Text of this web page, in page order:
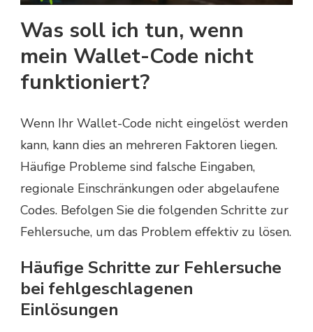
Was soll ich tun, wenn
mein Wallet-Code nicht
funktioniert?
Wenn Ihr Wallet-Code nicht eingelöst werden
kann, kann dies an mehreren Faktoren liegen.
Häufige Probleme sind falsche Eingaben,
regionale Einschränkungen oder abgelaufene
Codes. Befolgen Sie die folgenden Schritte zur
Fehlersuche, um das Problem effektiv zu lösen.
Häufige Schritte zur Fehlersuche
bei fehlgeschlagenen
Einlösungen